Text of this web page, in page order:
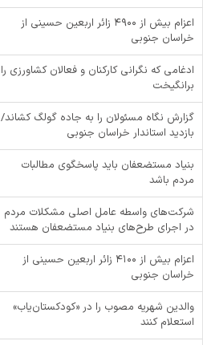
اعزام بیش از 4900 زائر اربعین حسینی از
خراسان جنوبی
ادغامی که نگرانی کارکنان و فعالان کشاورزی را
برانگیخت
گزارش نگاه مسئولان را به جاده گولگ کشاند/
بازدید استاندار خراسان جنوبی
بنیاد مستضعفان باید پاسخگوی مطالبات
مردم باشد
شرکت‌های واسطه عامل اصلی مشکلات مردم
در اجرای طرح‌های بنیاد مستضعفان هستند
اعزام بیش از 4100 زائر اربعین حسینی از
خراسان جنوبی
والدین شهریه مصوب را در «کودکستان‌یاب»
استعلام کنند